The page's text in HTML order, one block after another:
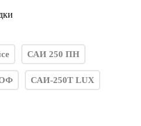
САИ 250 ПН
САИ-250Т LUX